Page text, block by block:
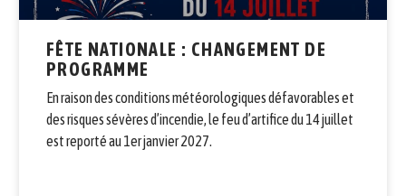
FÊTE NATIONALE : CHANGEMENT DE
PROGRAMME
En raison des conditions météorologiques défavorables et
des risques sévères d’incendie, le feu d’artifice du 14 juillet
est reporté au 1er janvier 2027.